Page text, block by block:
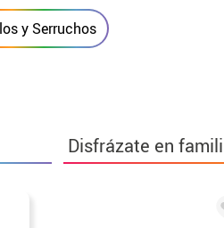
y Serruchos
Disfrázate en